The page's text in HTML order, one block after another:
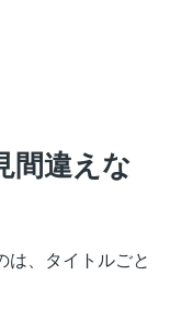
間違えな
は、タイトルごと